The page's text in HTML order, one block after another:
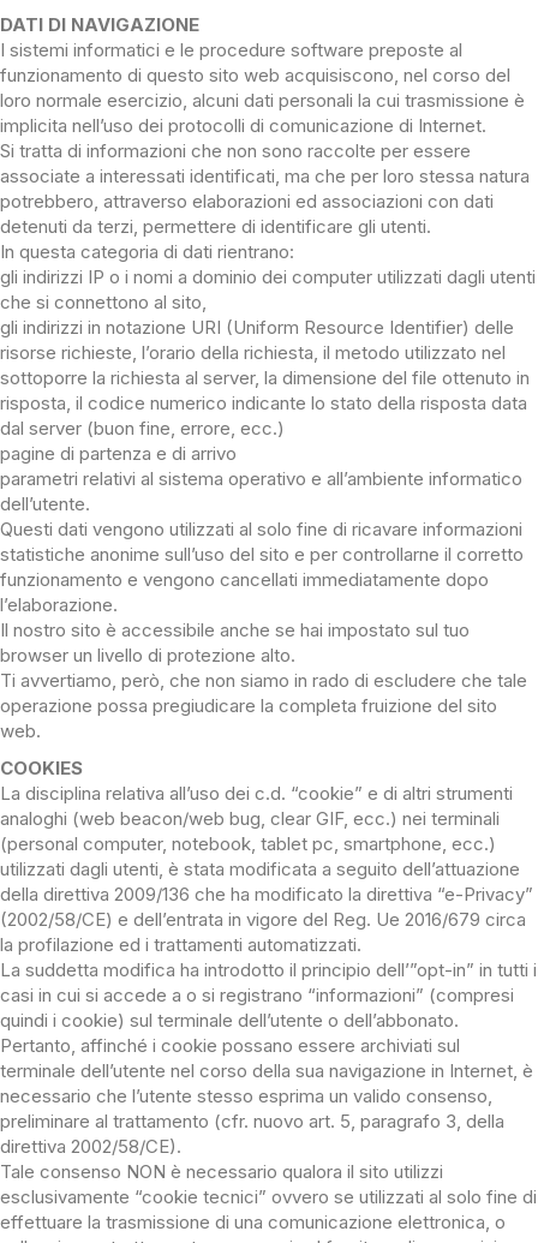
DATI DI NAVIGAZIONE
I sistemi informatici e le procedure software preposte al
funzionamento di questo sito web acquisiscono, nel corso del
loro normale esercizio, alcuni dati personali la cui trasmissione è
implicita nell’uso dei protocolli di comunicazione di Internet.
Si tratta di informazioni che non sono raccolte per essere
associate a interessati identificati, ma che per loro stessa natura
potrebbero, attraverso elaborazioni ed associazioni con dati
detenuti da terzi, permettere di identificare gli utenti.
In questa categoria di dati rientrano:
gli indirizzi IP o i nomi a dominio dei computer utilizzati dagli utenti
che si connettono al sito,
gli indirizzi in notazione URI (Uniform Resource Identifier) delle
risorse richieste, l’orario della richiesta, il metodo utilizzato nel
sottoporre la richiesta al server, la dimensione del file ottenuto in
risposta, il codice numerico indicante lo stato della risposta data
dal server (buon fine, errore, ecc.)
pagine di partenza e di arrivo
parametri relativi al sistema operativo e all’ambiente informatico
dell’utente.
Questi dati vengono utilizzati al solo fine di ricavare informazioni
statistiche anonime sull’uso del sito e per controllarne il corretto
funzionamento e vengono cancellati immediatamente dopo
l’elaborazione.
Il nostro sito è accessibile anche se hai impostato sul tuo
browser un livello di protezione alto.
Ti avvertiamo, però, che non siamo in rado di escludere che tale
operazione possa pregiudicare la completa fruizione del sito
web.
COOKIES
La disciplina relativa all’uso dei c.d. “cookie” e di altri strumenti
analoghi (web beacon/web bug, clear GIF, ecc.) nei terminali
(personal computer, notebook, tablet pc, smartphone, ecc.)
utilizzati dagli utenti, è stata modificata a seguito dell’attuazione
della direttiva 2009/136 che ha modificato la direttiva “e-Privacy”
(2002/58/CE) e dell’entrata in vigore del Reg. Ue 2016/679 circa
la profilazione ed i trattamenti automatizzati.
La suddetta modifica ha introdotto il principio dell’”opt-in” in tutti i
casi in cui si accede a o si registrano “informazioni” (compresi
quindi i cookie) sul terminale dell’utente o dell’abbonato.
Pertanto, affinché i cookie possano essere archiviati sul
terminale dell’utente nel corso della sua navigazione in Internet, è
necessario che l’utente stesso esprima un valido consenso,
preliminare al trattamento (cfr. nuovo art. 5, paragrafo 3, della
direttiva 2002/58/CE).
Tale consenso NON è necessario qualora il sito utilizzi
esclusivamente “cookie tecnici” ovvero se utilizzati al solo fine di
effettuare la trasmissione di una comunicazione elettronica, o